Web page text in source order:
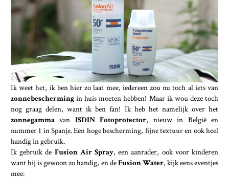
Ik weet het, ik ben hier zo laat mee, iedereen zou nu toch al iets van
zonnebeschermingin huis moeten hebben! Maar ik wou deze toch
nog graag delen, want ik ben fan! Ik heb het namelijk over het
zonnegamma van ISDIN Fotoprotector, nieuw in België en
nummer 1 in Spanje. Een hoge bescherming, fijne textuur en ook heel
handig in gebruik.
Ik gebruik de Fusion Air Spray, een aanrader, ook voor kinderen
want hij is gewoon zo handig, en deFusion Water, kijk eens eventjes
mee: